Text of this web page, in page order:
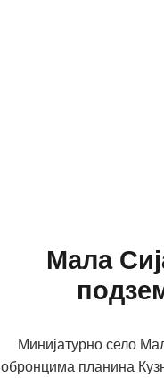
Мала
Минијатурно село
обронцима планина